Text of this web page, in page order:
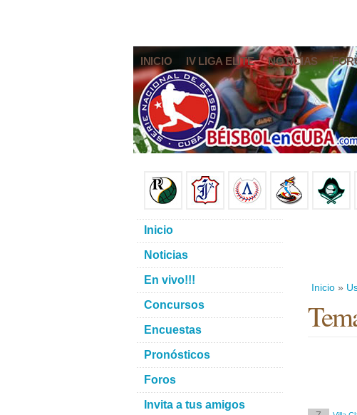
INICIO IV LIGA ELITE NOTICIAS
Inicio »
Inicio
Noticias
En vivo!!!
Concursos
Encuestas
Pronósticos
Foros
Invita a tus amigos